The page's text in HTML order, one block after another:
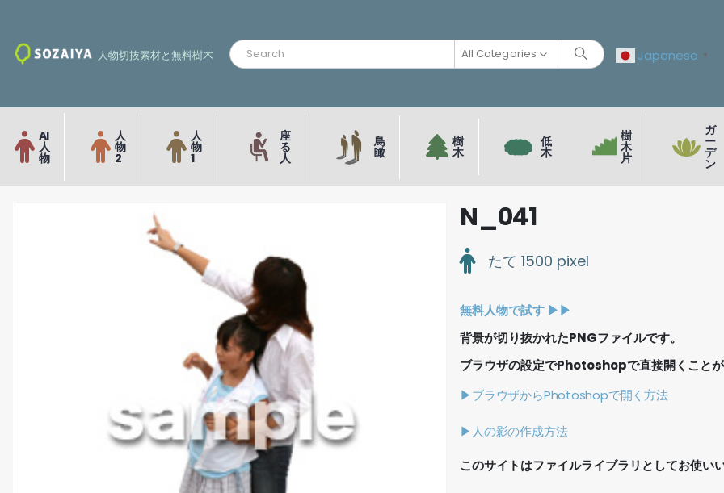
人物切抜素材と無料樹木 All Categories Japanese ▼
AI
人
物
人
物
2
人
物
1
座
る
人
鳥
瞰
樹
木
低
木
樹
木
片
ガ
ー
デ
ン
N_041
たて 1500 pixel
無料人物で試す ▶︎▶︎
背景が切り抜かれたPNGファイルです。
ブラウザの設定でPhotoshopで直接開くこと
▶ブラウザからPhotoshopで開く方法
▶人の影の作成方法
このサイトはファイルライブラリとしてお使い